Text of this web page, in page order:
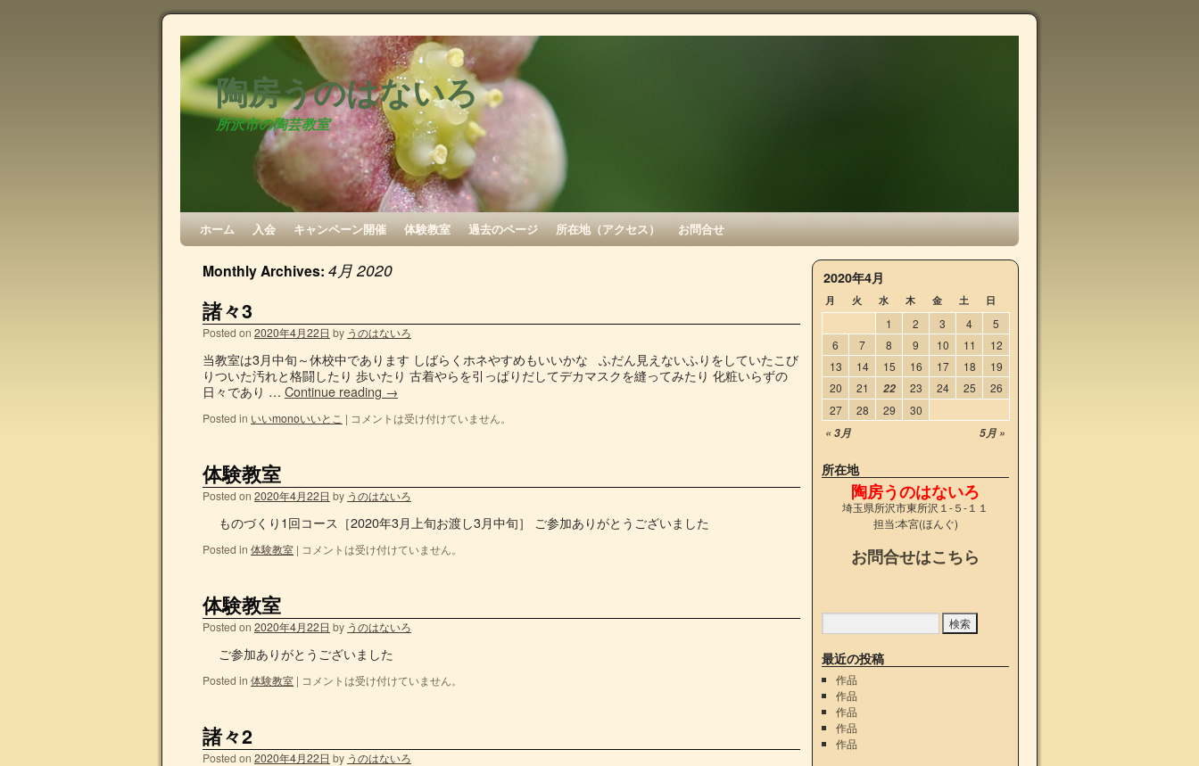
陶房うのはないろ
所沢市の陶芸教室
ホーム 入会 キャンペーン開催 体験教室 過去のページ 所在地（アクセス） お問合せ
Monthly Archives: 4月 2020
諸々3
Posted on 2020年4月22日 by うのはないろ
当教室は3月中旬～休校中であります しばらくホネやすめもいいかな ふだん見えないふりをしていたこび
りついた汚れと格闘したり 歩いたり 古着やらを引っぱりだしてデカマスクを縫ってみたり 化粧いらずの
日々であり … Continue reading →
Posted in いいmonoいいとこ | コメントは受け付けていません。
体験教室
Posted on 2020年4月22日 by うのはないろ
ものづくり1回コース［2020年3月上旬お渡し3月中旬］ ご参加ありがとうございました
Posted in 体験教室 | コメントは受け付けていません。
体験教室
Posted on 2020年4月22日 by うのはないろ
ご参加ありがとうございました
Posted in 体験教室 | コメントは受け付けていません。
諸々2
Posted on 2020年4月22日 by うのはないろ
2020年4月
月 火 水 木 金 土 日
« 3月 5月 »
1 2 3 4
5
6
7 8 9 10 11
12
13
14 15 16 17 18
19
20
21 22 23 24 25
26
27
28 29 30
所在地
陶房うのはないろ
埼玉県所沢市東所沢１-５-１１
担当:本宮(ほんぐ)
お問合せはこちら
最近の投稿
作品
作品
作品
作品
作品